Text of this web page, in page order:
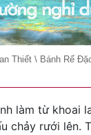
Thiết \ Bánh Rế
làm từ khoai
chảy rưới lên.